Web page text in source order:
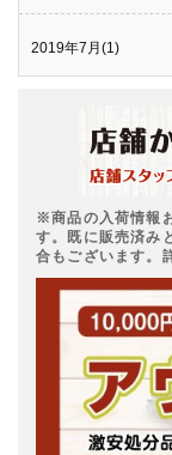
2019年7月(1)
※商品の入荷情報
す。既に販売済み
合もございます。